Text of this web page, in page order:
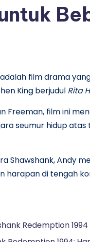
film drama
King berjudul Rita
Freeman, film ini
seumur hidup
Shawshank, Andy
di tengah
Redemption 1994